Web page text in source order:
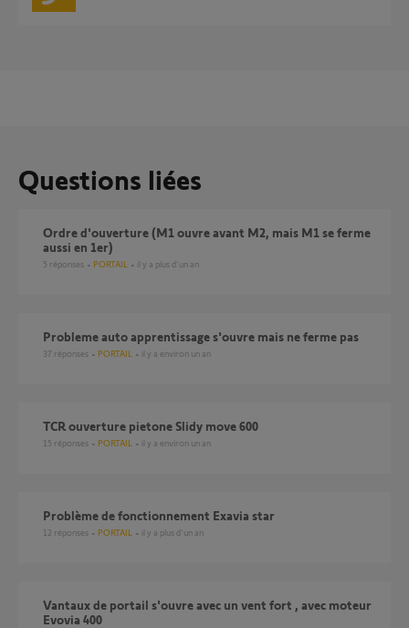
Questions liées
Ordre d'ouverture (M1 ouvre avant M2, mais M1 se ferme
aussi en 1er)
5 réponses PORTAIL il y a plus d'un an
Probleme auto apprentissage s'ouvre mais ne ferme pas
37 réponses PORTAIL il y a environ un an
TCR ouverture pietone Slidy move 600
15 réponses PORTAIL il y a environ un an
Problème de fonctionnement Exavia star
12 réponses PORTAIL il y a plus d'un an
vantaux de portail s'ouvre avec un vent fort , avec moteur
Evovia 400